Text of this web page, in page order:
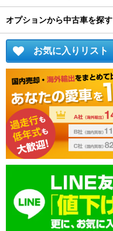
オプションから中古車を探す
お気に入りリスト